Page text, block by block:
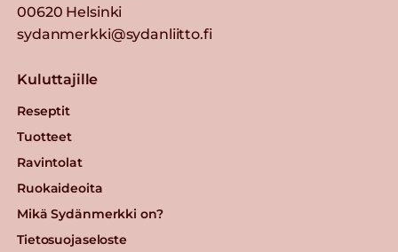
00620 Helsinki
sydanmerkki@sydanliitto.fi
Kuluttajille
Reseptit
Tuotteet
Ravintolat
Ruokaideoita
Mikä Sydänmerkki on?
Tietosuojaseloste